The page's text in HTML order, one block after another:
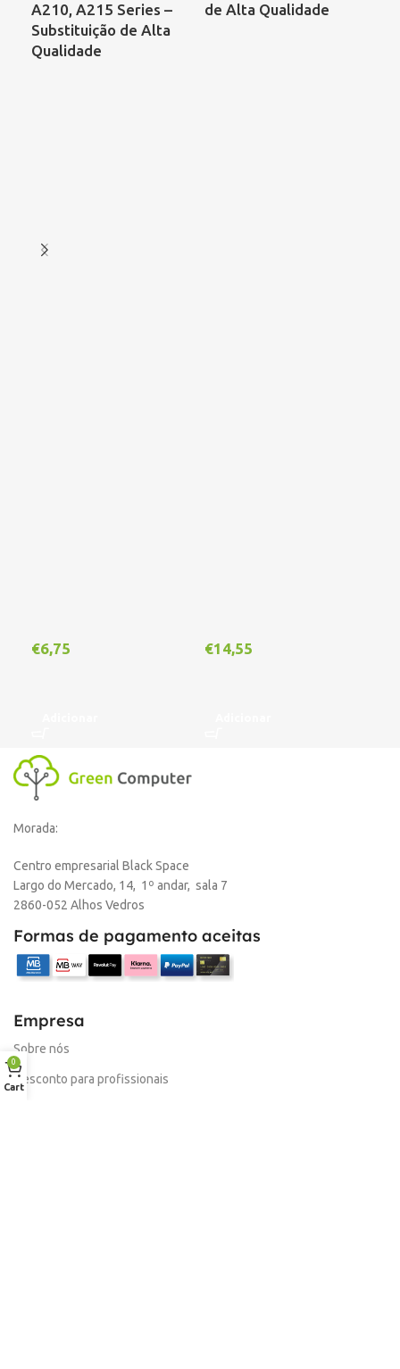
A210, A215 Series –
Substituição de Alta
Qualidade
€6,75
de Alta Qualidade
€14,55
Morada:
Centro empresarial Black Space
Largo do Mercado, 14, 1º andar, sala 7
2860-052 Alhos Vedros
Formas de pagamento aceitas
Empresa
Sobre nós
Desconto para profissionais
0
Cart